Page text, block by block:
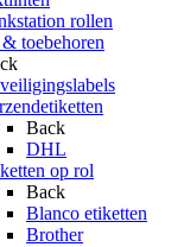
rollen
toebehoren
Back
DHL
op rol
Back
Blanco etiketten
Brother